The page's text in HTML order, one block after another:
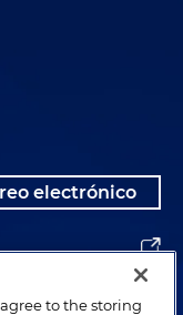
electrónico
to the storing